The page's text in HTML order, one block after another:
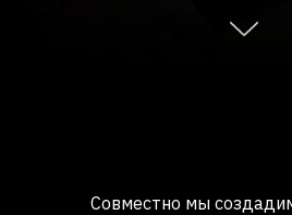
Совместно мы